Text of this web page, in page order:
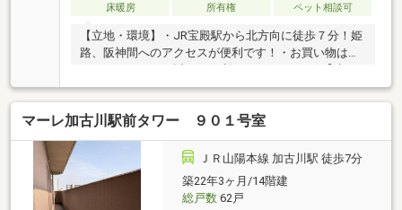
床暖房
所有権 ペット相談可
【立地・環境】・JR宝殿駅から北方向に徒歩７分！姫
路、阪神間へのアクセスが便利です！・お買い物はマ
物・設計】・東南、南西、北西の３方向に開口があり
明るいお部屋です！・ペット飼育可！(規約がございま
す、詳細はお問い合わせ下さい)※本物件は弊社が売主
様と専属専任媒介を締結し販売を行っております。ご
不明な点はお気軽にお問合せ下さいませ。
マーレ加古川駅前タワー ９０１号室
ＪＲ山陽本線 加古川駅 徒歩7分
築22年3ヶ月/14階建
総戸数62戸